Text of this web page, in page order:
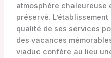
atmosphère chaleureuse
préservé.
qualité de ses services
des vacances
viaduc confère au lieu